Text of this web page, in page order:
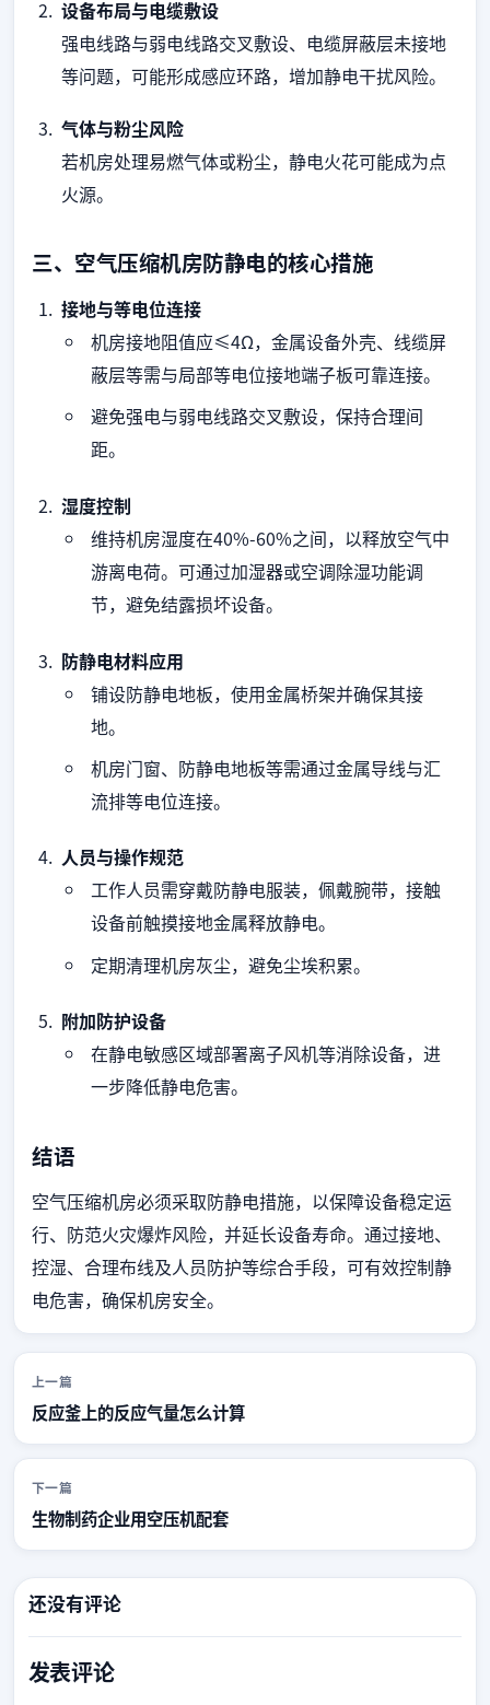
设备布局与电缆敷设
强电线路与弱电线路交叉敷设、电缆屏蔽层未接地
等问题，可能形成感应环路，增加静电干扰风险。
气体与粉尘风险
若机房处理易燃气体或粉尘，静电火花可能成为点
火源。
三、空气压缩机房防静电的核心措施
接地与等电位连接
机房接地阻值应≤4Ω，金属设备外壳、线缆屏
蔽层等需与局部等电位接地端子板可靠连接。
避免强电与弱电线路交叉敷设，保持合理间
距。
湿度控制
维持机房湿度在40%-60%之间，以释放空气中
游离电荷。可通过加湿器或空调除湿功能调
节，避免结露损坏设备。
防静电材料应用
铺设防静电地板，使用金属桥架并确保其接
地。
机房门窗、防静电地板等需通过金属导线与汇
流排等电位连接。
人员与操作规范
工作人员需穿戴防静电服装，佩戴腕带，接触
设备前触摸接地金属释放静电。
定期清理机房灰尘，避免尘埃积累。
附加防护设备
在静电敏感区域部署离子风机等消除设备，进
一步降低静电危害。
结语
空气压缩机房必须采取防静电措施，以保障设备稳定运
行、防范火灾爆炸风险，并延长设备寿命。通过接地、
控湿、合理布线及人员防护等综合手段，可有效控制静
电危害，确保机房安全。
上一篇
反应釜上的反应气量怎么计算
下一篇
生物制药企业用空压机配套
还没有评论
发表评论